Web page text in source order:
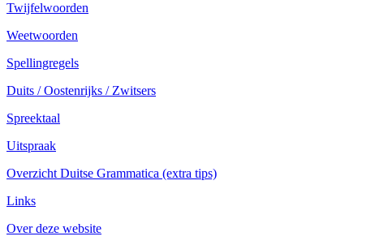
Twijfelwoorden
Weetwoorden
Spellingregels
Duits / Oostenrijks / Zwitsers
Spreektaal
Uitspraak
Overzicht Duitse Grammatica (extra tips)
Links
Over deze website